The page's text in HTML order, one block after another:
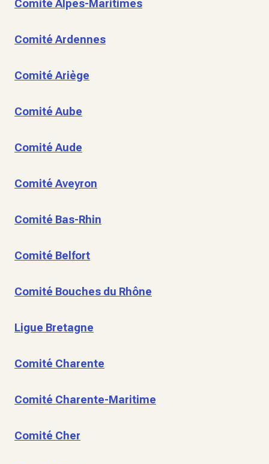
Comité Alpes-Maritimes
Comité Ardennes
Comité Ariège
Comité Aube
Comité Aude
Comité Aveyron
Comité Bas-Rhin
Comité Belfort
Comité Bouches du Rhône
Ligue Bretagne
Comité Charente
Comité Charente-Maritime
Comité Cher